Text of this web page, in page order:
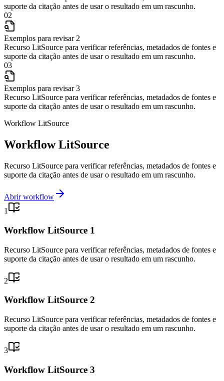
suporte da citação antes de usar o resultado em um rascunho.
02
Exemplos para revisar 2
Recurso LitSource para verificar referências, metadados de fontes e
suporte da citação antes de usar o resultado em um rascunho.
03
Exemplos para revisar 3
Recurso LitSource para verificar referências, metadados de fontes e
suporte da citação antes de usar o resultado em um rascunho.
Workflow LitSource
Workflow LitSource
Recurso LitSource para verificar referências, metadados de fontes e
suporte da citação antes de usar o resultado em um rascunho.
Abrir workflow
1
Workflow LitSource 1
Recurso LitSource para verificar referências, metadados de fontes e
suporte da citação antes de usar o resultado em um rascunho.
2
Workflow LitSource 2
Recurso LitSource para verificar referências, metadados de fontes e
suporte da citação antes de usar o resultado em um rascunho.
3
Workflow LitSource 3